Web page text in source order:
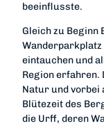
beeinflusste.
Gleich zu Beginn
eintauchen und
Region erfahren.
Natur und vorbei
Blütezeit des
die Urff, deren